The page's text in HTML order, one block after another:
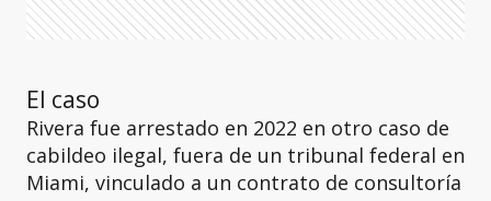
El caso
Rivera fue arrestado en 2022 en otro caso de
cabildeo ilegal, fuera de un tribunal federal en
Miami, vinculado a un contrato de consultoría